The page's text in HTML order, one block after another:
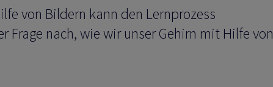
von Bildern kann den Lernprozess
Frage nach, wie wir unser Gehirn mit Hilfe von